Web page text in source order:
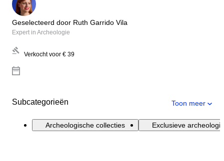
Geselecteerd door Ruth Garrido Vila
Expert in Archeologie
Verkocht voor € 39
Subcategorieën Toon meer
Archeologische collecties Exclusieve archeologie